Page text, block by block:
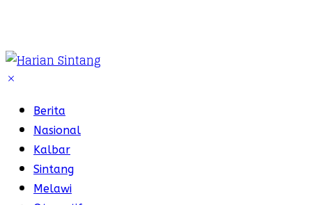
Berita
Nasional
Kalbar
Sintang
Melawi